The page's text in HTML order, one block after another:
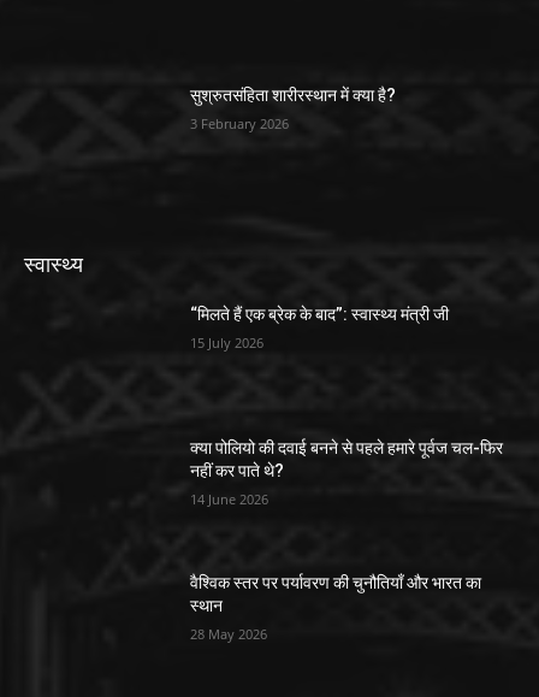
सुश्रुतसंहिता शारीरस्थान में क्या है?
3 February 2026
स्वास्थ्य
“मिलते हैं एक ब्रेक के बाद”: स्वास्थ्य मंत्री जी
15 July 2026
क्या पोलियो की दवाई बनने से पहले हमारे पूर्वज चल-फिर
नहीं कर पाते थे?
14 June 2026
वैश्विक स्तर पर पर्यावरण की चुनौतियाँ और भारत का
स्थान
28 May 2026